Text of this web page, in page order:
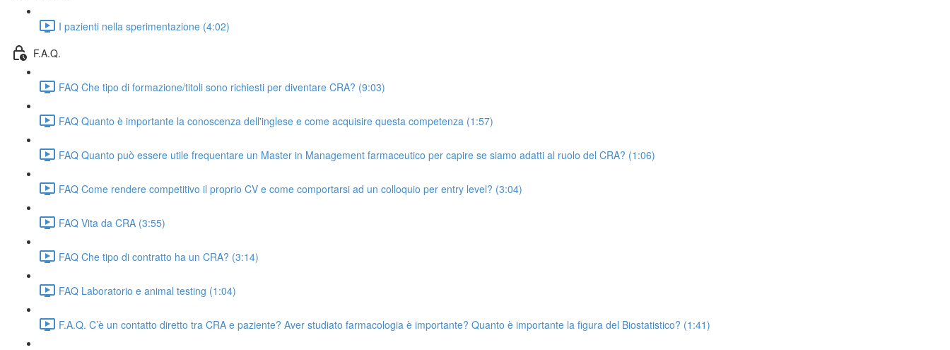
I pazienti nella sperimentazione (4:02)
F.A.Q.
FAQ Che tipo di formazione/titoli sono richiesti per diventare CRA? (9:03)
FAQ Quanto è importante la conoscenza dell'inglese e come acquisire questa competenza (1:57)
FAQ Quanto può essere utile frequentare un Master in Management farmaceutico per capire se siamo adatti al ruolo del CRA? (1:06)
FAQ Come rendere competitivo il proprio CV e come comportarsi ad un colloquio per entry level? (3:04)
FAQ Vita da CRA (3:55)
FAQ Che tipo di contratto ha un CRA? (3:14)
FAQ Laboratorio e animal testing (1:04)
F.A.Q. C’è un contatto diretto tra CRA e paziente? Aver studiato farmacologia è importante? Quanto è importante la figura del Biostatistico? (1:41)